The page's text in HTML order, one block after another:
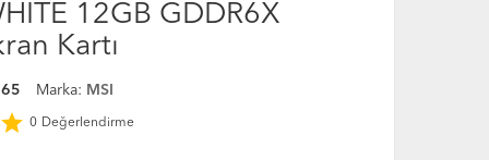
12GB GDDR6X
Kartı
Marka: MSI
0 Değerlendirme